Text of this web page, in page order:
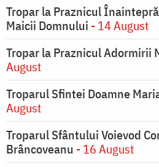
Tropar la Praznicul
Maicii Domnului - 14 August
Tropar la Praznicul Adormirii
August
Troparul Sfintei Doamne
August
Troparul Sfântului Voievod
Brâncoveanu - 16 August